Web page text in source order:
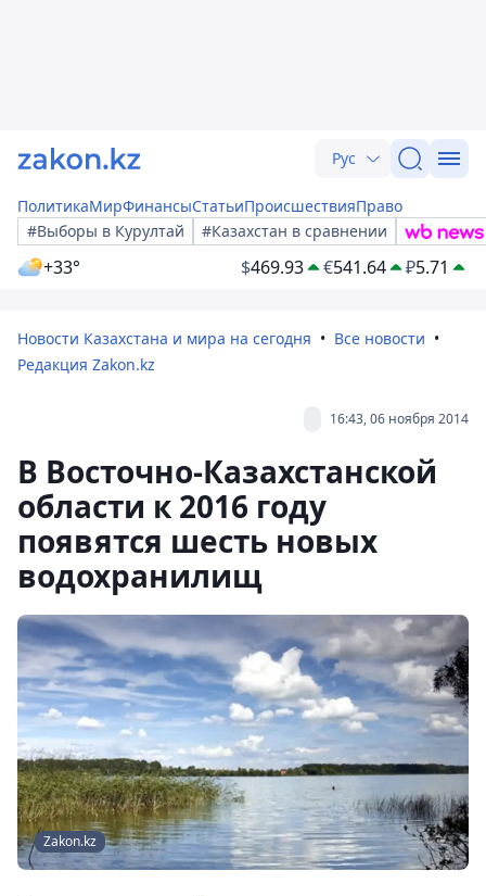
Рус
ПолитикаМирФинансыСтатьиПроисшествияПраво
#Выборы в Курултай
#Казахстан в сравнении
+33° $469.93 €541.64 ₽5.71
Новости Казахстана и мира на сегодня
Все новости
Редакция Zakon.kz
16:43, 06 ноября 2014
В Восточно-Казахстанской
области к 2016 году
появятся шесть новых
водохранилищ
Zakon.kz